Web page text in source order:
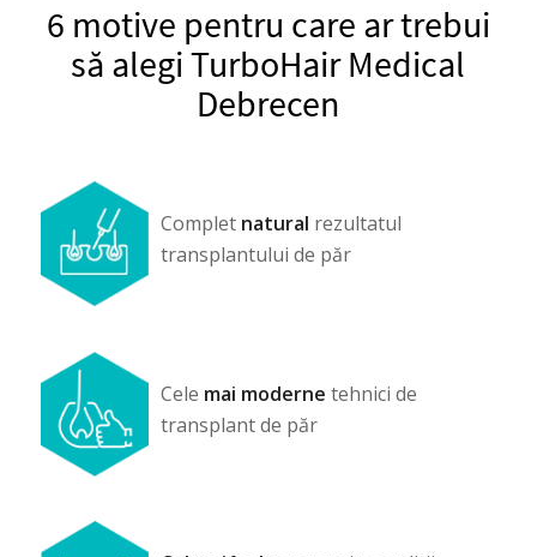
6 motive pentru care ar trebui
să alegi TurboHair Medical
Debrecen
Complet natural rezultatul
transplantului de păr
Cele mai moderne tehnici de
transplant de păr